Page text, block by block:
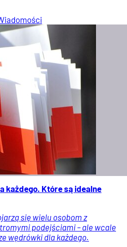
każdego. Które są idealne
się wielu osobom z
podejściami – ale wcale
wędrówki dla każdego.